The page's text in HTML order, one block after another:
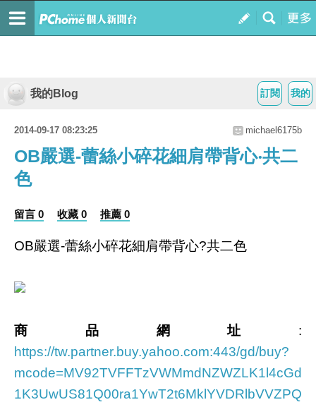
我的
訂閱
我的Blog
2014-09-17 08:23:25 michael6175b
OB嚴選-蕾絲小碎花細肩帶背心‧共二
色
留言 0 收藏 0 推薦 0
OB嚴選-蕾絲小碎花細肩帶背心?共二色
商品網址 :
https://tw.partner.buy.yahoo.com:443/gd/buy?
mcode=MV92TVFFTzVWMmdNZWZLK1l4cGd
1K3UwUS81Q00ra1YwT2t6MklYVDRlbVVZPQ